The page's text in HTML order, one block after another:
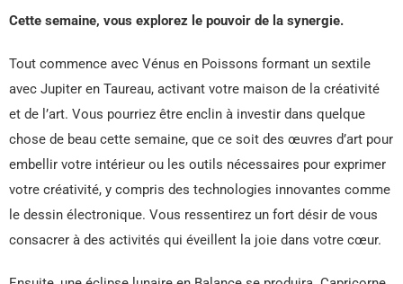
Cette semaine, vous explorez le pouvoir de la synergie.
Tout commence avec Vénus en Poissons formant un sextile
avec Jupiter en Taureau, activant votre maison de la créativité
et de l’art. Vous pourriez être enclin à investir dans quelque
chose de beau cette semaine, que ce soit des œuvres d’art pour
embellir votre intérieur ou les outils nécessaires pour exprimer
votre créativité, y compris des technologies innovantes comme
le dessin électronique. Vous ressentirez un fort désir de vous
consacrer à des activités qui éveillent la joie dans votre cœur.